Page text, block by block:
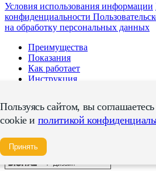
Пользуясь сайтом, вы
cookie и политикой
Принять
Условия использования информации
конфиденциальности
на обработку персональных данных
Преимущества
Показания
Как работает
Инструкция
Имеются противопоказания.
Сообщить о нежелательной реакции